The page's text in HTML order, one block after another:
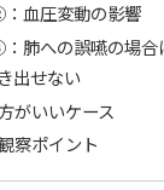
血圧変動の影響
肺への誤嚥の場合
出せない
がいいケース
察ポイント